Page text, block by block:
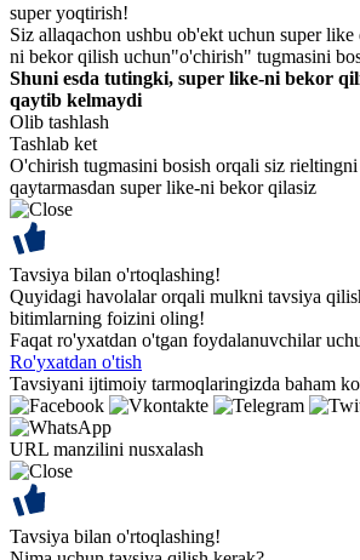
super yoqtirish!
Siz allaqachon ushbu ob'ekt uchun super
ni bekor qilish uchun"o'chirish" tugmasini
Shuni esda tutingki, super like-ni bekor
qaytib kelmaydi
Olib tashlash
Tashlab ket
O'chirish tugmasini bosish orqali siz rieltingni
qaytarmasdan super like-ni bekor qilasiz
Tavsiya bilan o'rtoqlashing!
Quyidagi havolalar orqali mulkni tavsiya
bitimlarning foizini oling!
Faqat ro'yxatdan o'tgan foydalanuvchilar
Ro'yxatdan o'tish
Tavsiyani ijtimoiy tarmoqlaringizda baham
URL manzilini nusxalash
Tavsiya bilan o'rtoqlashing!